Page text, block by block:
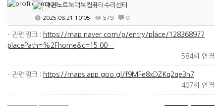
대전노트북맥북컴퓨터수리센터
2025.08.21 10:05 579 0
- 관련링크 : https://map.naver.com/p/entry/place/12836897?
placePath=%2Fhome&c=15.00…
584회 연결
- 관련링크 : https://maps.app.goo.gl/f9MFe8xDZKq2qe3n7
407회 연결